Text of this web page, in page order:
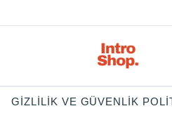
GİZLİLİK VE GÜVENLİK